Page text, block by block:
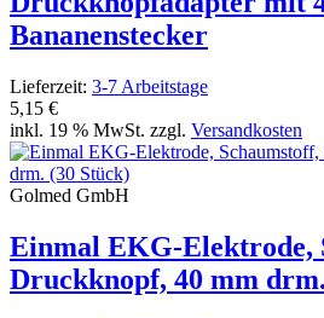
Bananenstecker
Lieferzeit: 3-7 Arbeitstage
5,15 €
inkl. 19 % MwSt. zzgl. Versandkosten
Golmed GmbH
Einmal EKG-Elektrode,
Druckknopf, 40 mm